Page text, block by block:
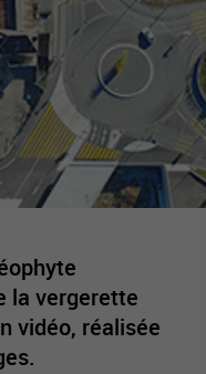
la vergerette
vidéo, réalisée